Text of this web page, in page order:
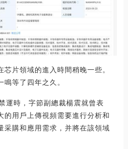
片領域的進入時間稍晚一些。
等了四年之久。
運時，字節副總裁楊震就曾表
的用戶上傳視頻需要進行分析和
采購和應用需求，并將在該領域